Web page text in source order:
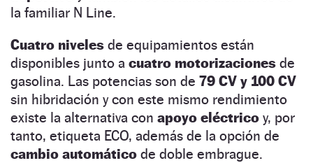
la familiar N Line.
Cuatro niveles de equipamientos están
disponibles junto a cuatro motorizaciones de
gasolina. Las potencias son de 79 CV y 100 CV
sin hibridación y con este mismo rendimiento
existe la alternativa con apoyo eléctrico y, por
tanto, etiqueta ECO, además de la opción de
cambio automático de doble embrague.